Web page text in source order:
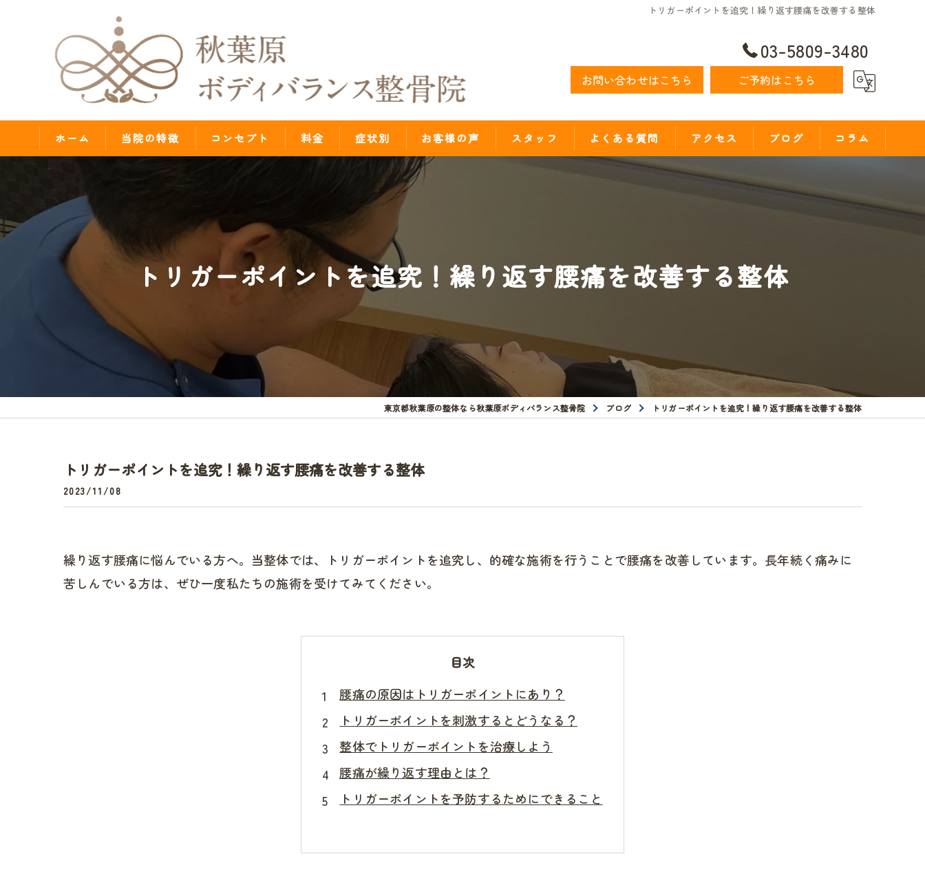
トリガーポイントを追究！繰り返す腰痛を改善する整体
03-5809-3480
お問い合わせはこちら ご予約はこちら
ホーム 当院の特徴
歪み
コンセプト 料金 症状別 お客様の声 スタッフ よくある質問 アクセス ブログ コラム
トリガーポイントを追究！繰り返す腰痛を改善する整体
東京都秋葉原の整体なら秋葉原ボディバランス整骨院 ブログ トリガーポイントを追究！繰り返す腰痛を改善する整体
トリガーポイントを追究！繰り返す腰痛を改善する整体
2023/11/08
繰り返す腰痛に悩んでいる方へ。当整体では、トリガーポイントを追究し、的確な施術を行うことで腰痛を改善しています。長年続く痛みに
苦しんでいる方は、ぜひ一度私たちの施術を受けてみてください。
目次
腰痛の原因はトリガーポイントにあり？
トリガーポイントを刺激するとどうなる？
整体でトリガーポイントを治療しよう
腰痛が繰り返す理由とは？
トリガーポイントを予防するためにできること